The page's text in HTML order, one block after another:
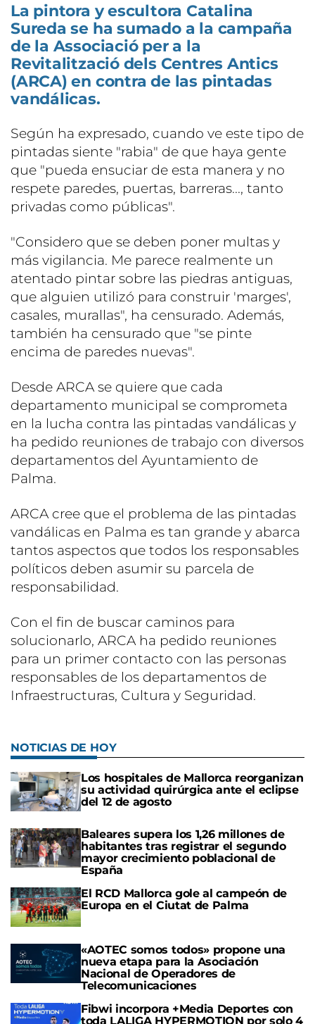
La pintora y escultora Catalina
Sureda se ha sumado a la campaña
de la Associació per a la
Revitalització dels Centres Antics
(ARCA) en contra de las pintadas
vandálicas.
Según ha expresado, cuando ve este tipo de
pintadas siente "rabia" de que haya gente
que "pueda ensuciar de esta manera y no
respete paredes, puertas, barreras..., tanto
privadas como públicas".
"Considero que se deben poner multas y
más vigilancia. Me parece realmente un
atentado pintar sobre las piedras antiguas,
que alguien utilizó para construir 'marges',
casales, murallas", ha censurado. Además,
también ha censurado que "se pinte
encima de paredes nuevas".
Desde ARCA se quiere que cada
departamento municipal se comprometa
en la lucha contra las pintadas vandálicas y
ha pedido reuniones de trabajo con diversos
departamentos del Ayuntamiento de
Palma.
ARCA cree que el problema de las pintadas
vandálicas en Palma es tan grande y abarca
tantos aspectos que todos los responsables
políticos deben asumir su parcela de
responsabilidad.
Con el fin de buscar caminos para
solucionarlo, ARCA ha pedido reuniones
para un primer contacto con las personas
responsables de los departamentos de
Infraestructuras, Cultura y Seguridad.
NOTICIAS DE HOY
Los hospitales de Mallorca reorganizan
su actividad quirúrgica ante el eclipse
del 12 de agosto
Baleares supera los 1,26 millones de
habitantes tras registrar el segundo
mayor crecimiento poblacional de
España
El RCD Mallorca gole al campeón de
Europa en el Ciutat de Palma
«AOTEC somos todos» propone una
nueva etapa para la Asociación
Nacional de Operadores de
Telecomunicaciones
Fibwi incorpora +Media Deportes con
toda LALIGA HYPERMOTION por solo 4